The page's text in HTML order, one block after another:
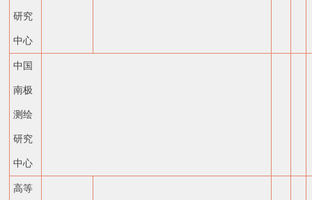
研究
中心
中国
南极
测绘
研究
中心
高等